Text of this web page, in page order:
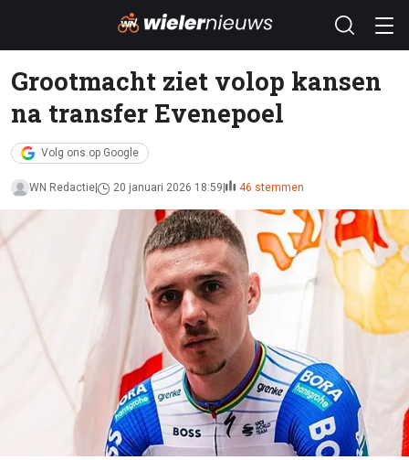
Grootmacht ziet volop kansen
na transfer Evenepoel
Volg ons op Google
WN Redactie 20 januari 2026 18:59 46 stemmen